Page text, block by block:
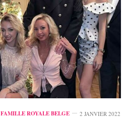
FAMILLE ROYALE BELGE 2 JANVIER 2022